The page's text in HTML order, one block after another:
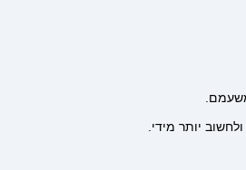
יותר מידי.